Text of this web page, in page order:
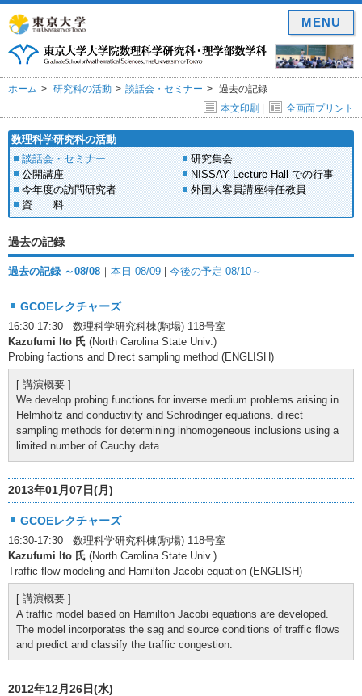
ホーム 研究科の活動 談話会・セミナー
過去の記録
本文印刷 | 全画面プリント
数理科学研究科の活動
談話会・セミナー
研究集会
公開講座
NISSAY Lecture Hall での行事
今年度の訪問研究者
外国人客員講座特任教員
資 料
過去の記録
過去の記録 ～08/08 ｜ 本日 08/09 | 今後の予定 08/10～
GCOEレクチャーズ
16:30-17:30 数理科学研究科棟(駒場) 118号室
Kazufumi Ito 氏 (North Carolina State Univ.)
Probing factions and Direct sampling method (ENGLISH)
[ 講演概要 ]
We develop probing functions for inverse medium problems arising in
Helmholtz and conductivity and Schrodinger equations. direct
sampling methods for determining inhomogeneous inclusions using a
limited number of Cauchy data.
2013年01月07日(月)
GCOEレクチャーズ
16:30-17:30 数理科学研究科棟(駒場) 118号室
Kazufumi Ito 氏 (North Carolina State Univ.)
Traffic flow modeling and Hamilton Jacobi equation (ENGLISH)
[ 講演概要 ]
A traffic model based on Hamilton Jacobi equations are developed.
The model incorporates the sag and source conditions of traffic flows
and predict and classify the traffic congestion.
2012年12月26日(水)
MENU